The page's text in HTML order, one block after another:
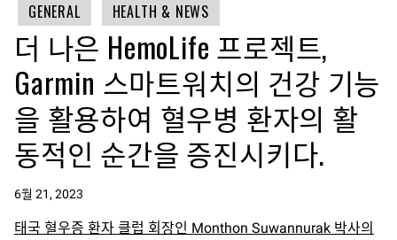
GENERAL HEALTH & NEWS
더 나은 HemoLife 프로젝트,
Garmin 스마트워치의 건강 기능
을 활용하여 혈우병 환자의 활
동적인 순간을 증진시키다.
6월 21, 2023
태국 혈우증 환자 클럽 회장인 Monthon Suwannurak 박사의